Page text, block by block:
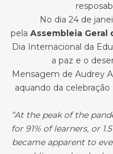
No dia 24 de
pela Assembleia Geral
Dia Internacional da
a paz e o
Mensagem de Audrey
aquando da
“At the peak of the
for 91% of learners, or
became apparent to